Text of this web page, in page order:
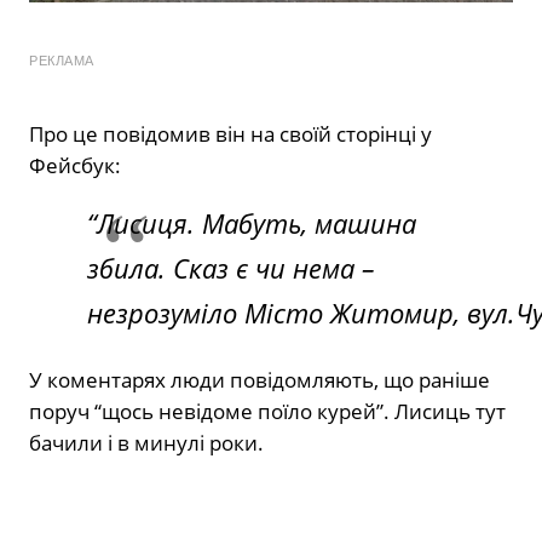
РЕКЛАМА
Про це повідомив він на своїй сторінці у
Фейсбук:
“Лисиця. Мабуть, машина
збила. Сказ є чи нема –
незрозуміло Місто Житомир, вул.
У коментарях люди повідомляють, що раніше
поруч “щось невідоме поїло курей”. Лисиць тут
бачили і в минулі роки.